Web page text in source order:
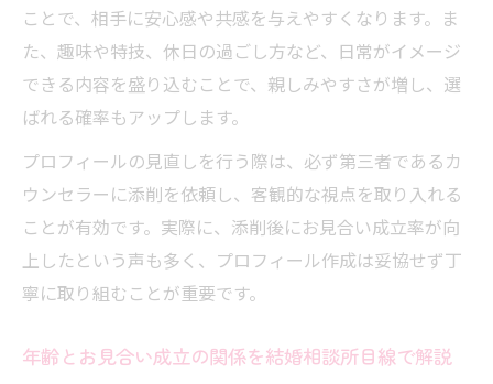
ことで、相手に安心感や共感を与えやすくなります。ま
た、趣味や特技、休日の過ごし方など、日常がイメージ
できる内容を盛り込むことで、親しみやすさが増し、選
ばれる確率もアップします。
プロフィールの見直しを行う際は、必ず第三者であるカ
ウンセラーに添削を依頼し、客観的な視点を取り入れる
ことが有効です。実際に、添削後にお見合い成立率が向
上したという声も多く、プロフィール作成は妥協せず丁
寧に取り組むことが重要です。
年齢とお見合い成立の関係を結婚相談所目線で解説